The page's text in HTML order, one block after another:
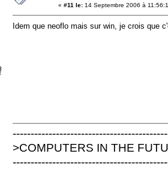
« #11 le: 14 Septembre 2006 à
Idem que neoflo mais sur win, je crois que
>COMPUTERS IN THE